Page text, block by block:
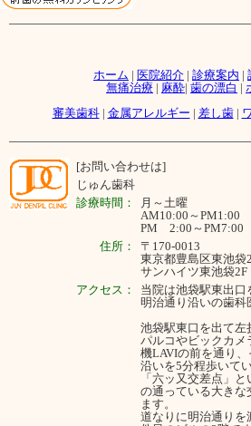
ホーム | 医院紹介 | 診療案内 |
無痛治療 | 麻酔| 歯の漂白 |
審美歯科| 金属アレルギー | 差し歯|
[お問い合わせは]
じゅん歯科
診療時間：
月～ 土曜
AM10:00～PM1:00
PM 2:00～PM7:00
住所：
〒170-0013
東京都豊島区東池袋
サンハイツ東池袋2F
アクセス：
当院は池袋駅東出口
明治通り沿いの歯科
池袋駅東口を出て左
パルコやビックカメ
機LAVIの前を通り
沿いを5分程歩いて
「六ッ又交差点」
の通っている大きな
ます。
道なりに明治通りを